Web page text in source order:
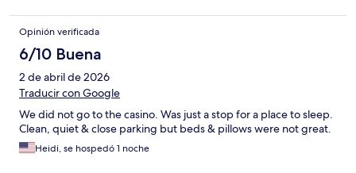
Opinión verificada
6/10 Buena
2 de abril de 2026
Traducir con Google
We did not go to the casino. Was just a stop for a place to sleep.
Clean, quiet & close parking but beds & pillows were not great.
Heidi, se hospedó 1 noche